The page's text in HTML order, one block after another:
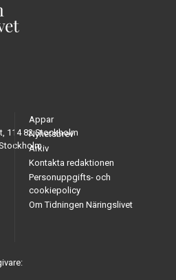
114 82 Stockholm
Appar
Nyhetsbrev
Arkiv
Kontakta redaktionen
Personuppgifts- och
cookiepolicy
Om Tidningen Näringslivet